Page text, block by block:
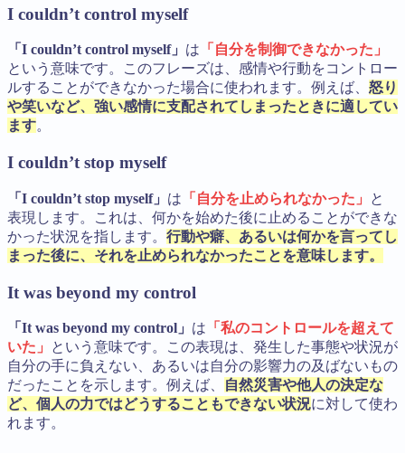
I couldn’t control myself
「I couldn’t control myself」 は 「自分を制御できなかった」
という意味です。このフレーズは、感情や行動をコントロー
ルすることができなかった場合に使われます。例えば、 怒り
や笑いなど、強い感情に支配されてしまったときに適してい
ます。
I couldn’t stop myself
「I couldn’t stop myself」 は 「自分を止められなかった」
と
表現します。これは、何かを始めた後に止めることができな
かった状況を指します。 行動や癖、あるいは何かを言ってし
まった後に、それを止められなかったことを意味します。
It was beyond my control
「It was beyond my control」 は 「私のコントロールを超えて
いた」
という意味です。この表現は、発生した事態や状況が
自分の手に負えない、あるいは自分の影響力の及ばないもの
だったことを示します。例えば、
自然災害や他人の決定な
ど、個人の力ではどうすることもできない状況に対して使わ
れます。